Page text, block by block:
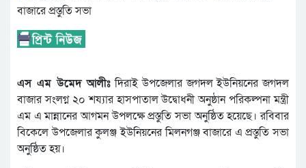
এস এম উমেদ আলীঃ দিরাই উপজেলার জগদল ইউনিয়নের জগদল
বাজার সংলগ্ন ২০ শয্যার হাসপাতাল উদ্বোধনী অনুষ্ঠান পরিকল্পনা মন্ত্রী
এম এ মান্নানের আগমন উপলক্ষে প্রস্তুতি সভা অনুষ্ঠিত হয়েছে। রবিবার
বিকেলে উপজেলার কুলঞ্জ ইউনিয়নের মিলনগঞ্জ বাজারে এ প্রস্তুতি সভা
অনুষ্ঠিত হয়।